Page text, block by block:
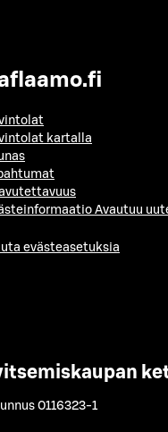
kartalla
Avautuu
evästeasetuksia
0116323-1